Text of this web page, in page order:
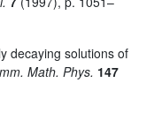
decaying solutions of
Math. Phys. 147